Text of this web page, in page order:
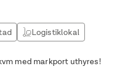
Logistiklokal
med markport uthyres!